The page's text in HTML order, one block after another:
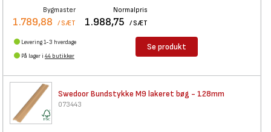
Bygmaster
1.789,88 / SÆT
Normalpris
1.988,75 / SÆT
Levering 1-3 hverdage
På lager i 44 butikker
Se produkt
Swedoor Bundstykke M9 lakeret bøg - 128mm
073443